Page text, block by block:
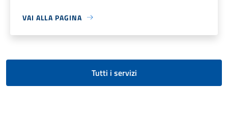
VAI ALLA PAGINA
Tutti i servizi